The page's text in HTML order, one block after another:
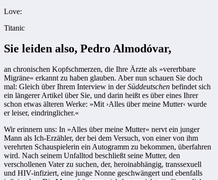
Love:
Titanic
Sie leiden also, Pedro Almodóvar,
an chronischen Kopfschmerzen, die Ihre Ärzte als »vererbbare
Migräne« erkannt zu haben glauben. Aber nun schauen Sie doch
mal: Gleich über Ihrem Interview in derSüddeutschen befindet sich
ein längerer Artikel über Sie, und darin heißt es über eines Ihrer
schon etwas älteren Werke: »Mit ›Alles über meine Mutter‹ wurde
er leiser, eindringlicher.«
Wir erinnern uns: In »Alles über meine Mutter« nervt ein junger
Mann als Ich-Erzähler, der bei dem Versuch, von einer von ihm
verehrten Schauspielerin ein Autogramm zu bekommen, überfahren
wird. Nach seinem Unfalltod beschließt seine Mutter, den
verschollenen Vater zu suchen, der, heroinabhängig, transsexuell
und HIV-infiziert, eine junge Nonne geschwängert und ebenfalls